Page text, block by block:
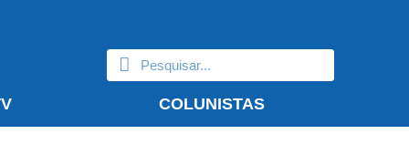
COLUNISTAS